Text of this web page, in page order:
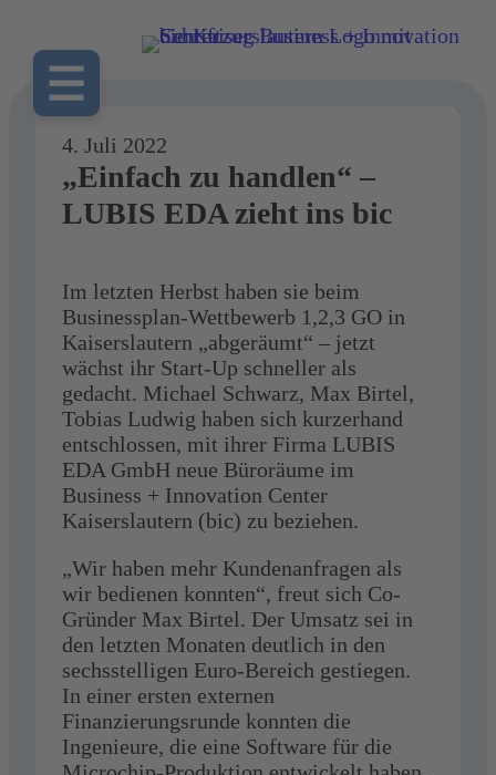
4. Juli 2022
„Einfach zu handlen“ –
LUBIS EDA zieht ins bic
Im letzten Herbst haben sie beim
Businessplan-Wettbewerb 1,2,3 GO in
Kaiserslautern „abgeräumt“ – jetzt
wächst ihr Start-Up schneller als
gedacht. Michael Schwarz, Max Birtel,
Tobias Ludwig haben sich kurzerhand
entschlossen, mit ihrer Firma LUBIS
EDA GmbH neue Büroräume im
Business + Innovation Center
Kaiserslautern (bic) zu beziehen.
„Wir haben mehr Kundenanfragen als
wir bedienen konnten“, freut sich Co-
Gründer Max Birtel. Der Umsatz sei in
den letzten Monaten deutlich in den
sechsstelligen Euro-Bereich gestiegen.
In einer ersten externen
Finanzierungsrunde konnten die
Ingenieure, die eine Software für die